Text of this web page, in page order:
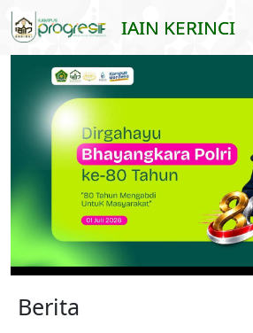
Skip to main content
IAIN KERINCI
Berita